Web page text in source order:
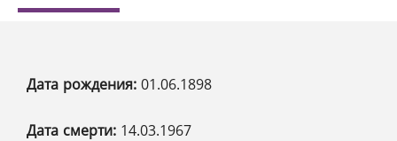
Дата рождения: 01.06.1898
Дата смерти: 14.03.1967